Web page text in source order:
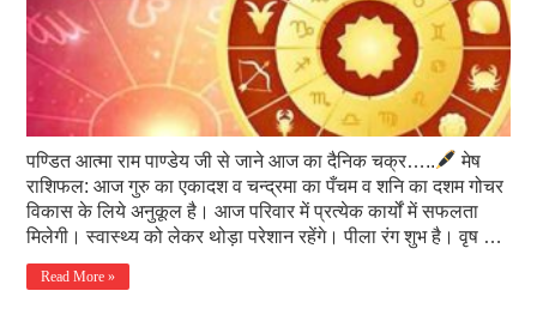
पण्डित आत्मा राम पाण्डेय जी से जाने आज का दैनिक चक्र…..
मेष
राशिफल: आज गुरु का एकादश व चन्द्रमा का पँचम व शनि का दशम गोचर
विकास के लिये अनुकूल है। आज परिवार में प्रत्येक कार्यों में सफलता
मिलेगी। स्वास्थ्य को लेकर थोड़ा परेशान रहेंगे। पीला रंग शुभ है। वृष …
Read More »